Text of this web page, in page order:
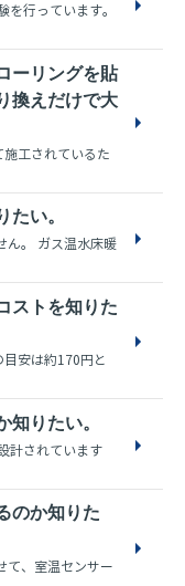
行っています。
ーリングを貼
換えだけで大
工されているた
たい。
ん。 ガス温水床暖
ストを知りた
安は約170円と
知りたい。
計されています
のか知りた
て、室温センサー